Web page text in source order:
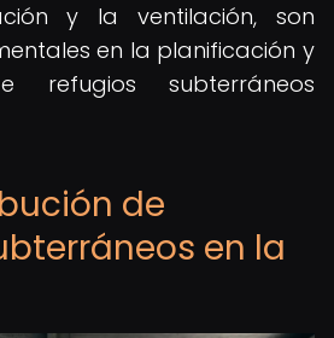
y la ventilación, son
en la planificación y
refugios subterráneos
de
en la